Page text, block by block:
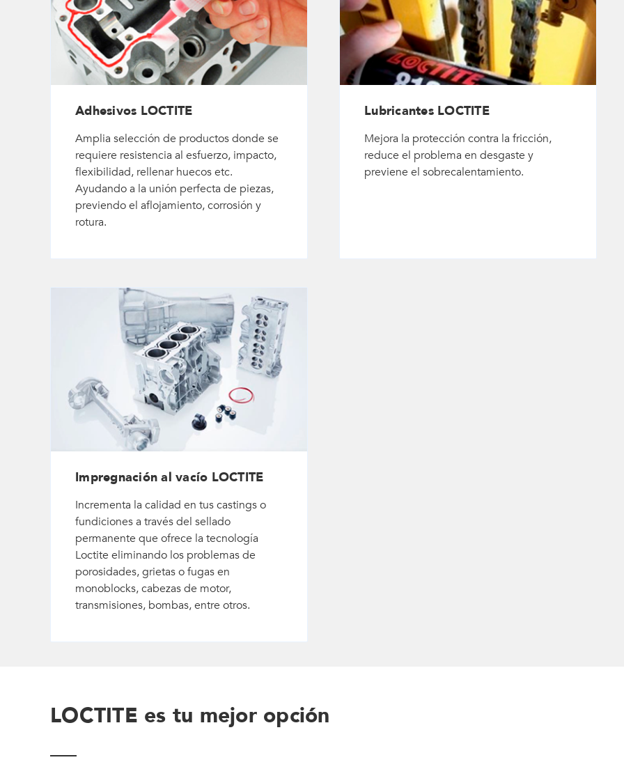
Adhesivos LOCTITE
Amplia selección de productos donde se
requiere resistencia al esfuerzo, impacto,
flexibilidad, rellenar huecos etc.
Ayudando a la unión perfecta de piezas,
previendo el aflojamiento, corrosión y
rotura.
Lubricantes LOCTITE
Mejora la protección contra la fricción,
reduce el problema en desgaste y
previene el sobrecalentamiento.
Impregnación al vacío LOCTITE
Incrementa la calidad en tus castings o
fundiciones a través del sellado
permanente que ofrece la tecnología
Loctite eliminando los problemas de
porosidades, grietas o fugas en
monoblocks, cabezas de motor,
transmisiones, bombas, entre otros.
LOCTITE es tu mejor opción